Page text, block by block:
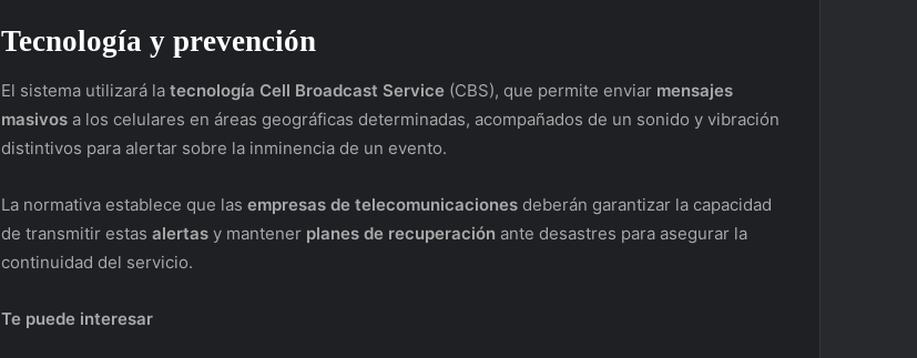
Tecnología y prevención
El sistema utilizará la tecnología Cell Broadcast Service (CBS), que permite enviar mensajes
masivos a los celulares en áreas geográficas determinadas, acompañados de un sonido y vibración
distintivos para alertar sobre la inminencia de un evento.
La normativa establece que las empresas de telecomunicaciones deberán garantizar la capacidad
de transmitir estas alertas y mantener planes de recuperación ante desastres para asegurar la
continuidad del servicio.
Te puede interesar